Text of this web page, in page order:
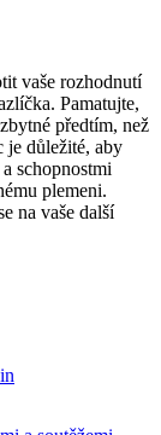
vaše⁢ rozhodnutí
Pamatujte,
⁢předtím, než
je důležité, aby
schopnostmi‌
⁣plemeni.‍
na⁤ vaše další